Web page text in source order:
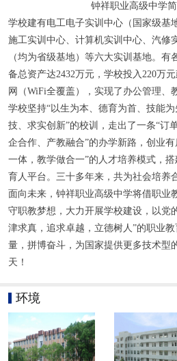
钟祥职业高级中学
学校建有电工电子实训中心（国家级基
施工实训中心、计算机实训中心、汽修
（均为省级基地）等六大实训基地。
备总资产达2432万元，学校投入220万
网（WiFi全覆盖），实现了办公管理、
学校坚持“以生为本、德育为首、技能
技、求实创新”的校训，走出了一条“订
企合作、产教融合”的办学新路，创业
一体，教学做合一”的人才培养模式，
育人平台。三十多年来，共为社会培养
面向未来，钟祥职业高级中学将借职业
守职教梦想，大力开展学校建设，以党
津求真，追求卓越，立德树人”的职业
量，拼博奋斗，为国家提供更多技术型
天！
环境